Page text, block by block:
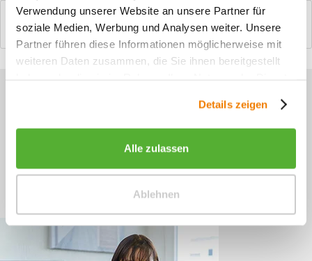
Verwendung unserer Website an unsere Partner für
soziale Medien, Werbung und Analysen weiter. Unsere
Partner führen diese Informationen möglicherweise mit
weiteren Daten zusammen, die Sie ihnen bereitgestellt
Details zeigen
Alle zulassen
Ablehnen
Bewertungen
0
Bewertungen lesen, schreiben und diskutieren...mehr
Sie haben Fragen zu unseren
+49 (0)4244 965 34 04
Mo - Do, 09:00 - 16:00 Uhr
und Fr, 09:00 - 13:00 Uhr